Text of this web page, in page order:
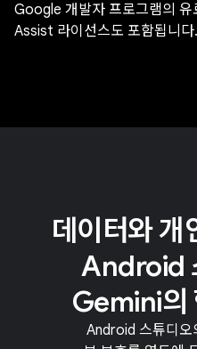
Google 개발자 프로그램의
Assist 라이선스도 포함됩니다.
데이터와 개
Android
Gemini의
Android 스튜디오